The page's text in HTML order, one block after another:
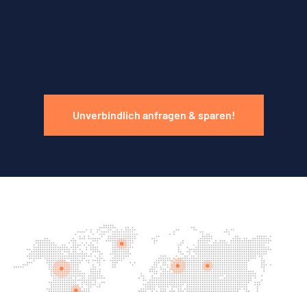
Unverbindlich anfragen & sparen!